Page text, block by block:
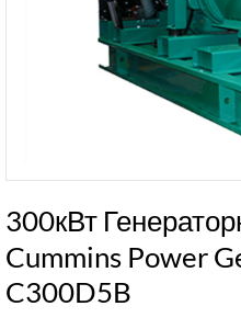
300кВт
Cummins Power
C300D5B